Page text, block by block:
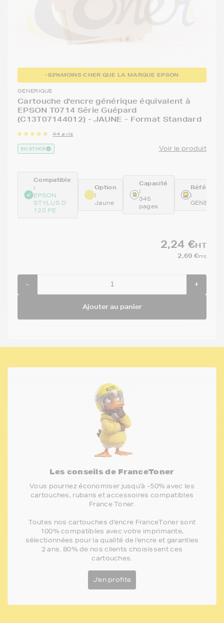
-82%MOINS CHER QUE LA MARQUE EPSON
GENERIQUE
Cartouche d'encre générique équivalent à
EPSON T0714 Série Guépard
(C13T07144012) - JAUNE - Format Standard
44 avis
EN STOCK Voir le produit
Compatible
:
EPSON
STYLUS D
120 PE
Option
:
Jaune
Capacité
:
345
pages
:
GENE714
2,24 €HT
2,69 €TTC
- +
Ajouter au panier
Les conseils de FranceToner
Vous pourriez économiser jusqu'à -50% avec les
cartouches, rubans et accessoires compatibles
France Toner.
Toutes nos cartouches d'encre FranceToner sont
100% compatibles avec votre imprimante,
sélectionnées pour la qualité de l'encre et garanties
2 ans. 80% de nos clients choisissent ces
cartouches.
J'en profite